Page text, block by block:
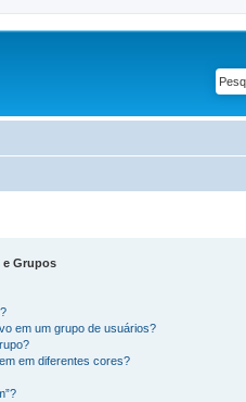
e Grupos
em um grupo de usuários?
em diferentes cores?